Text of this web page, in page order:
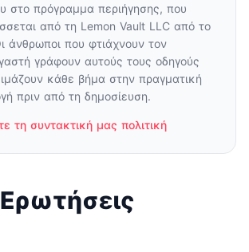
στο πρόγραμμα περιήγησης, που
από τη Lemon Vault LLC από το
άνθρωποι που φτιάχνουν τον
γράφουν αυτούς τους οδηγούς
κάθε βήμα στην πραγματική
πριν από τη δημοσίευση.
τη συντακτική μας πολιτική